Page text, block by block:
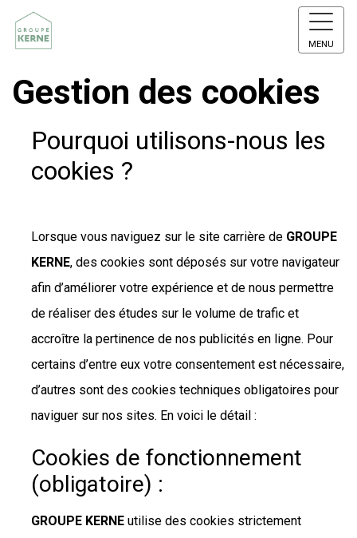
MENU
Gestion des cookies
Pourquoi utilisons-nous les
cookies ?
Lorsque vous naviguez sur le site carrière de GROUPE
KERNE, des cookies sont déposés sur votre navigateur
afin d’améliorer votre expérience et de nous permettre
de réaliser des études sur le volume de trafic et
accroître la pertinence de nos publicités en ligne. Pour
certains d’entre eux votre consentement est nécessaire,
d’autres sont des cookies techniques obligatoires pour
naviguer sur nos sites. En voici le détail :
Cookies de fonctionnement
(obligatoire) :
GROUPE KERNE utilise des cookies strictement